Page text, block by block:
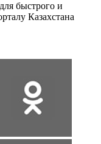
быстрого и
Казахстана